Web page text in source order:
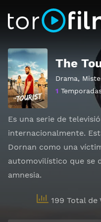
The
Drama,
1
Es una serie de
internacionalmente.
Dornan como una
automovilístico que se
amnesia.
199 Total de